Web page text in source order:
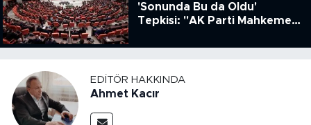
'Sonunda Bu da Oldu'
Tepkisi: "AK Parti Mahkeme
Kanun Çıkardı"
EDITÖR HAKKINDA
Ahmet Kacır